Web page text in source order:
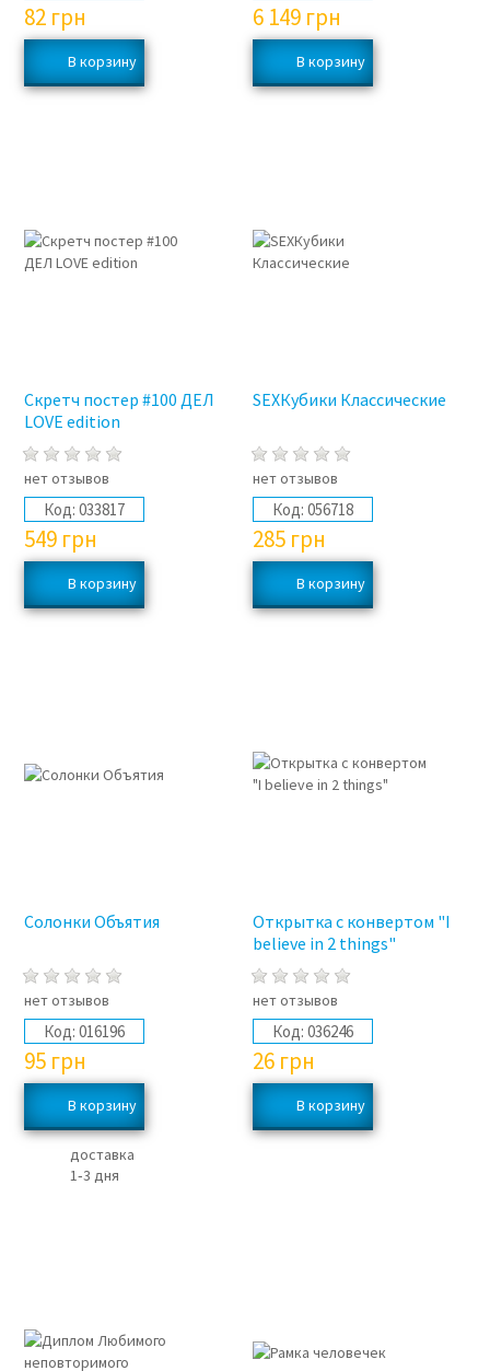
82 грн 6 149 грн
Скретч постер #100 ДЕЛ
LOVE edition
нет отзывов
Код: 033817
549 грн
SEXКубики Классические
нет отзывов
Код: 056718
285 грн
Солонки Объятия
нет отзывов
Код: 016196
95 грн
доставка
1‑3 дня
Открытка с конвертом "I
believe in 2 things"
нет отзывов
Код: 036246
26 грн